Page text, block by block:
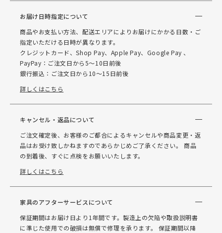
お届け日時指定について
商品やお支払い方法、配送エリアによりお届けにかかる日数・ご
指定いただける日時が異なります。
クレジットカード、Shop Pay、Apple Pay、Google Pay 、
PayPay：ご注文日から5～10日前後
銀行振込：ご注文日から10～15日前後
詳しくはこちら
キャンセル・返品について
ご注文確定後、お客様のご都合によるキャンセルや商品変更・返
品はお受け致しかねますのであらかじめご了承ください。 商品
の到着後、すぐに点検をお願いいたします。
詳しくはこちら
家具のアフターサービスについて
保証期間はお届け日より1年間です。製造上の欠陥や取扱説明書
に準じた使用での破損は無償で修理を承ります。 保証期間以降